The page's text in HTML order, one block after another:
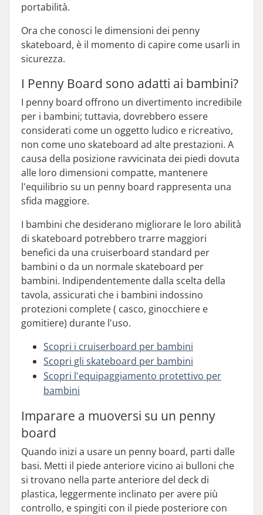
portabilità.
Ora che conosci le dimensioni dei penny
skateboard, è il momento di capire come usarli in
sicurezza.
I Penny Board sono adatti ai bambini?
I penny board offrono un divertimento incredibile
per i bambini; tuttavia, dovrebbero essere
considerati come un oggetto ludico e ricreativo,
non come uno skateboard ad alte prestazioni. A
causa della posizione ravvicinata dei piedi dovuta
alle loro dimensioni compatte, mantenere
l'equilibrio su un penny board rappresenta una
sfida maggiore.
I bambini che desiderano migliorare le loro abilità
di skateboard potrebbero trarre maggiori
benefici da una cruiserboard standard per
bambini o da un normale skateboard per
bambini. Indipendentemente dalla scelta della
tavola, assicurati che i bambini indossino
protezioni complete ( casco, ginocchiere e
gomitiere) durante l'uso.
Scopri i cruiserboard per bambini
Scopri gli skateboard per bambini
Scopri l'equipaggiamento protettivo per
bambini
Imparare a muoversi su un penny
board
Quando inizi a usare un penny board, parti dalle
basi. Metti il piede anteriore vicino ai bulloni che
si trovano nella parte anteriore del deck di
plastica, leggermente inclinato per avere più
controllo, e spingiti con il piede posteriore con